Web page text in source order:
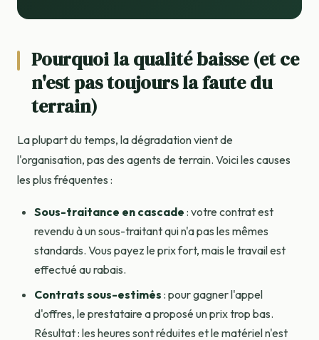
Pourquoi la qualité baisse (et ce
n'est pas toujours la faute du
terrain)
La plupart du temps, la dégradation vient de
l'organisation, pas des agents de terrain. Voici les causes
les plus fréquentes :
Sous-traitance en cascade : votre contrat est
revendu à un sous-traitant qui n'a pas les mêmes
standards. Vous payez le prix fort, mais le travail est
effectué au rabais.
Contrats sous-estimés : pour gagner l'appel
d'offres, le prestataire a proposé un prix trop bas.
Résultat : les heures sont réduites et le matériel n'est